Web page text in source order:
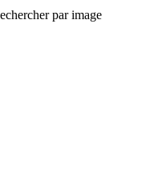
par image